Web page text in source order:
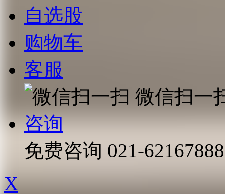
自选股
购物车
客服
微信扫一
咨询
免费咨询 021-62167888
X